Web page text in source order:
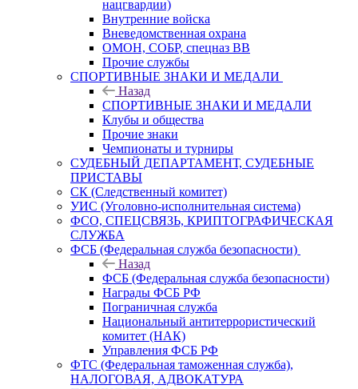
нацгвардии)
Внутренние войска
Вневедомственная охрана
ОМОН, СОБР, спецназ ВВ
Прочие службы
СПОРТИВНЫЕ ЗНАКИ И МЕДАЛИ
Назад
СПОРТИВНЫЕ ЗНАКИ И МЕДАЛИ
Клубы и общества
Прочие знаки
Чемпионаты и турниры
СУДЕБНЫЙ ДЕПАРТАМЕНТ, СУДЕБНЫЕ
ПРИСТАВЫ
СК (Следственный комитет)
УИС (Уголовно-исполнительная система)
ФСО, СПЕЦСВЯЗЬ, КРИПТОГРАФИЧЕСКАЯ
СЛУЖБА
ФСБ (Федеральная служба безопасности)
Назад
ФСБ (Федеральная служба безопасности)
Награды ФСБ РФ
Пограничная служба
Национальный антитеррористический
комитет (НАК)
Управления ФСБ РФ
ФТС (Федеральная таможенная служба),
НАЛОГОВАЯ, АДВОКАТУРА